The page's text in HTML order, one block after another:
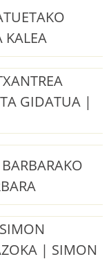
GIDATUA |
| SIMON